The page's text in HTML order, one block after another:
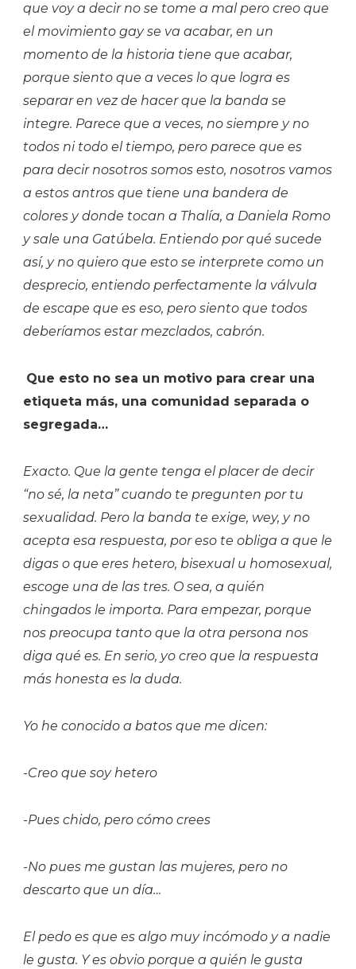
que voy a decir no se tome a mal pero creo que
el movimiento gay se va acabar, en un
momento de la historia tiene que acabar,
porque siento que a veces lo que logra es
separar en vez de hacer que la banda se
integre. Parece que a veces, no siempre y no
todos ni todo el tiempo, pero parece que es
para decir nosotros somos esto, nosotros vamos
a estos antros que tiene una bandera de
colores y donde tocan a Thalía, a Daniela Romo
y sale una Gatúbela. Entiendo por qué sucede
así, y no quiero que esto se interprete como un
desprecio, entiendo perfectamente la válvula
de escape que es eso, pero siento que todos
deberíamos estar mezclados, cabrón.
Que esto no sea un motivo para crear una
etiqueta más, una comunidad separada o
segregada…
Exacto. Que la gente tenga el placer de decir
“no sé, la neta” cuando te pregunten por tu
sexualidad. Pero la banda te exige, wey, y no
acepta esa respuesta, por eso te obliga a que le
digas o que eres hetero, bisexual u homosexual,
escoge una de las tres. O sea, a quién
chingados le importa. Para empezar, porque
nos preocupa tanto que la otra persona nos
diga qué es. En serio, yo creo que la respuesta
más honesta es la duda.
Yo he conocido a batos que me dicen:
-Creo que soy hetero
-Pues chido, pero cómo crees
-No pues me gustan las mujeres, pero no
descarto que un día…
El pedo es que es algo muy incómodo y a nadie
le gusta. Y es obvio porque a quién le gusta